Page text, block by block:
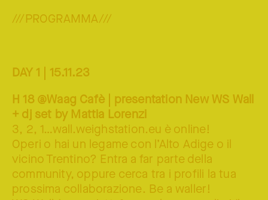
///PROGRAMMA///
DAY 1 | 15.11.23
H 18 @Waag Cafè | presentation New WS Wall
+ dj set by Mattia Lorenzi
3, 2, 1…wall.weighstation.eu è online!
Operi o hai un legame con l’Alto Adige o il
vicino Trentino? Entra a far parte della
community, oppure cerca tra i profili la tua
prossima collaborazione. Be a waller!